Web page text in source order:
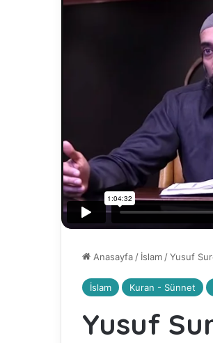
Anasayfa/ İslam/Yusuf
İslam Kuran - Sünnet
Yusuf